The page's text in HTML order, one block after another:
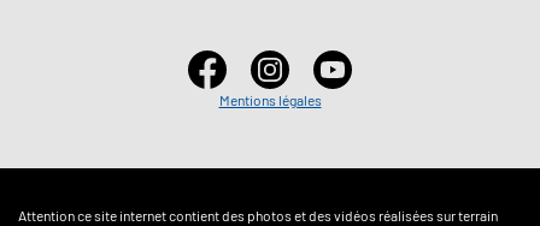
Mentions légales
Attention ce site internet contient des photos et des vidéos réalisées sur terrain